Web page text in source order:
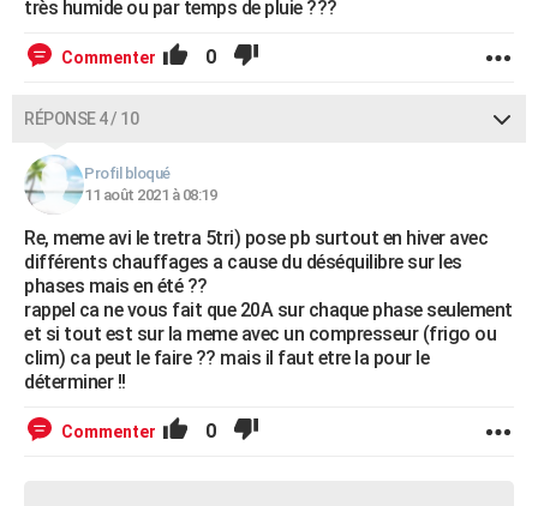
très humide ou par temps de pluie ???
Commenter 0
RÉPONSE 4 / 10
Profil bloqué
11 août 2021 à 08:19
Re, meme avi le tretra 5tri) pose pb surtout en hiver avec
différents chauffages a cause du déséquilibre sur les
phases mais en été ??
rappel ca ne vous fait que 20A sur chaque phase seulement
et si tout est sur la meme avec un compresseur (frigo ou
clim) ca peut le faire ?? mais il faut etre la pour le
déterminer !!
Commenter 0